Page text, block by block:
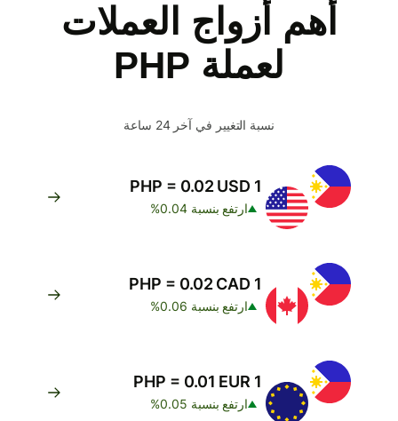
أهم أزواج العملات
لعملة PHP
نسبة التغيير في آخر 24 ساعة
1 PHP = 0.02 USD
ارتفع بنسبة 0.04%
1 PHP = 0.02 CAD
ارتفع بنسبة 0.06%
1 PHP = 0.01 EUR
ارتفع بنسبة 0.05%